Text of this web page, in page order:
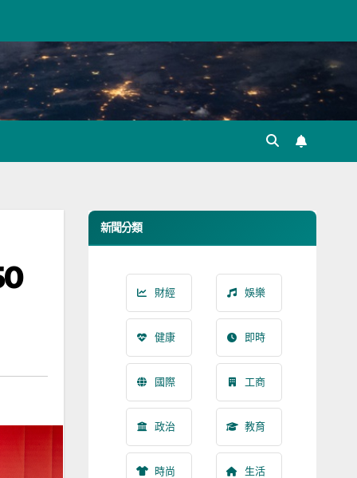
新聞分類
財經 娛樂
健康 即時
國際 工商
政治 教育
時尚 生活